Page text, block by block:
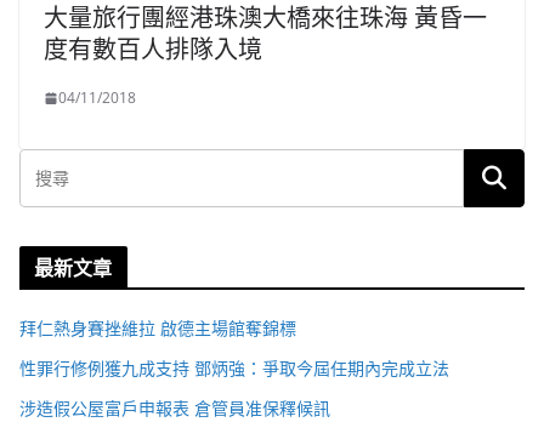
大量旅行團經港珠澳大橋來往珠海 黃昏一
度有數百人排隊入境
04/11/2018
最新文章
拜仁熱身賽挫維拉 啟德主場館奪錦標
性罪行修例獲九成支持 鄧炳強：爭取今屆任期內完成立法
涉造假公屋富戶申報表 倉管員准保釋候訊